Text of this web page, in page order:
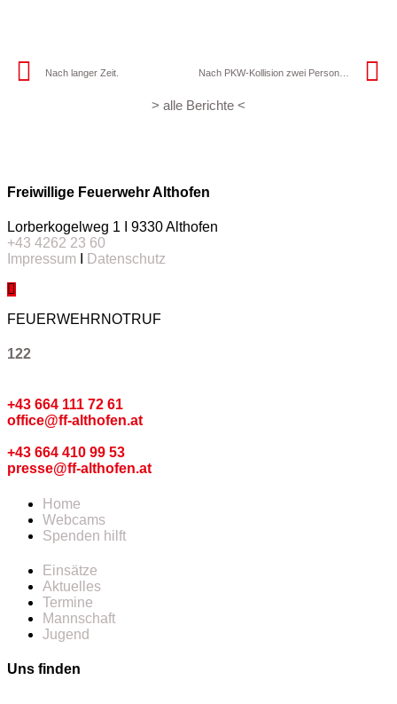
Nach langer Zeit. Nach PKW-Kollision zwei Personen eingeklemmt.
> alle Berichte <
Freiwillige Feuerwehr Althofen
Lorberkogelweg 1 I 9330 Althofen
+43 4262 23 60
Impressum
Datenschutz
FEUERWEHRNOTRUF
122
+43 664 111 72 61
office@ff-althofen.at
+43 664 410 99 53
presse@ff-althofen.at
Home
Webcams
Spenden hilft
Einsätze
Aktuelles
Termine
Mannschaft
Jugend
Uns finden